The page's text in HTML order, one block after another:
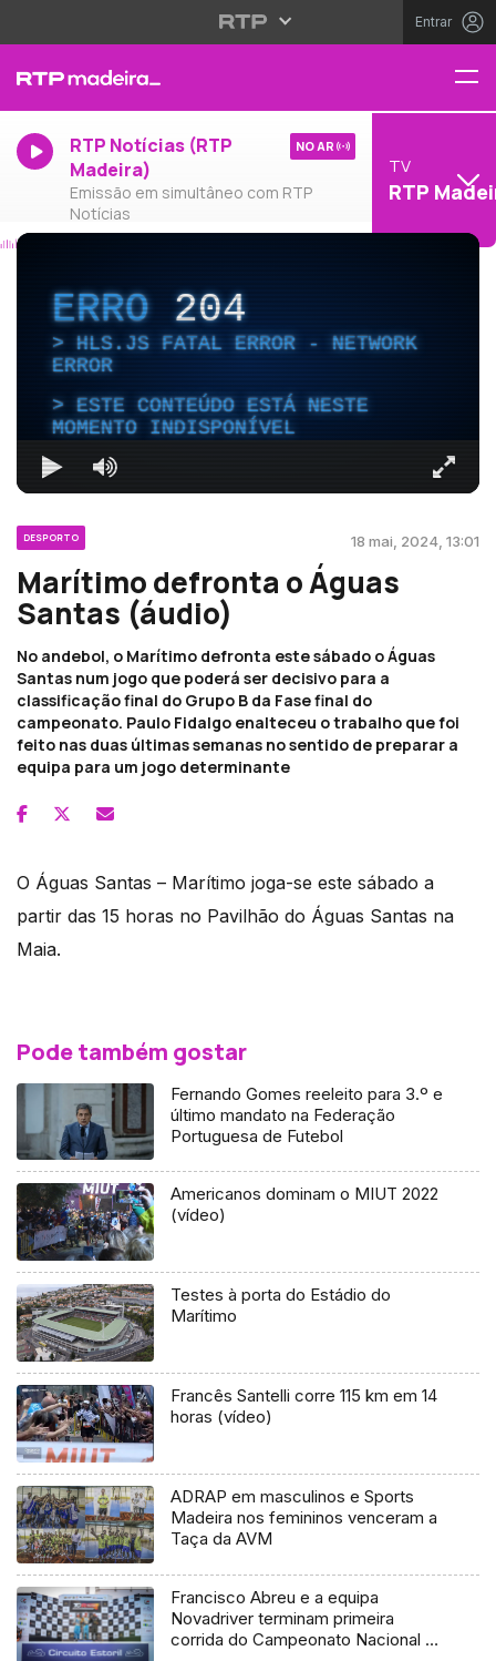
Entrar
RTP Notícias (RTP
Madeira)
Emissão em simultâneo com RTP
Notícias
NO AR
TV
RTP
ERRO204
HLS.JS FATAL ERROR - NETWORK
ERROR
ESTE CONTEÚDO ESTÁ NESTE
MOMENTO INDISPONÍVEL
DESPORTO 18 mai, 2024, 13:01
Marítimo defronta o Águas
Santas (áudio)
No andebol, o Marítimo defronta este sábado o Águas
Santas num jogo que poderá ser decisivo para a
classificação final do Grupo B da Fase final do
campeonato. Paulo Fidalgo enalteceu o trabalho que foi
feito nas duas últimas semanas no sentido de preparar a
equipa para um jogo determinante
O Águas Santas – Marítimo joga-se este sábado a
partir das 15 horas no Pavilhão do Águas Santas na
Maia.
Pode também gostar
Fernando Gomes reeleito para 3.º e
último mandato na Federação
Portuguesa de Futebol
Americanos dominam o MIUT 2022
(vídeo)
Testes à porta do Estádio do
Marítimo
Francês Santelli corre 115 km em 14
horas (vídeo)
ADRAP em masculinos e Sports
Madeira nos femininos venceram a
Taça da AVM
Francisco Abreu e a equipa
Novadriver terminam primeira
corrida do Campeonato Nacional de